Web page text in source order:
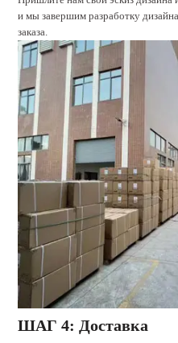
и мы завершим разработку
заказа.
ШАГ 4: Доставка